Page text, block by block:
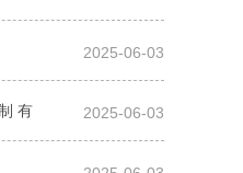
2025-06-03
有 2025-06-03